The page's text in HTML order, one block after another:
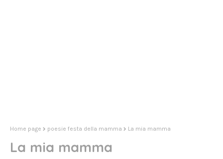
Home page poesie festa della mamma La mia mamma
La mia mamma